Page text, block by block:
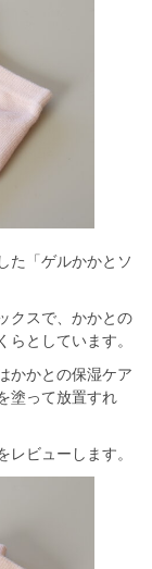
た「ゲルかかとソ
クスで、かかとの
としています。
かかとの保湿ケア
塗って放置すれ
ビューします。